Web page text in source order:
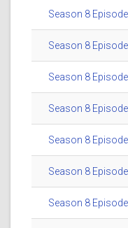
Season 8
Season 8
Season 8
Season 8
Season 8
Season 8
Season 8